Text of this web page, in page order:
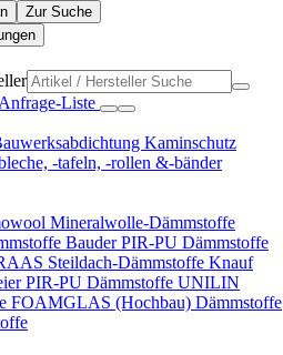
Zur Suche
Liste
Kaminschutz
-tafeln, -rollen &-bänder
Mineralwolle-Dämmstoffe
Bauder PIR-PU Dämmstoffe
Steildach-Dämmstoffe Knauf
PIR-PU Dämmstoffe UNILIN
FOAMGLAS (Hochbau) Dämmstoffe